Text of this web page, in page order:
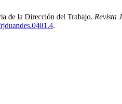
de la Dirección del Trabajo. Revista
.